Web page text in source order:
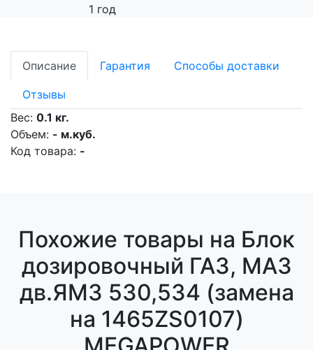
1 год
Описание Гарантия Способы доставки
Отзывы
Вес: 0.1 кг.
Объем: - м.куб.
Код товара: -
Похожие товары на Блок
дозировочный ГАЗ, МАЗ
дв.ЯМЗ 530,534 (замена
на 1465ZS0107)